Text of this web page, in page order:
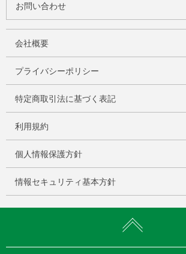
お問い合わせ
会社概要
プライバシーポリシー
特定商取引法に基づく表記
利用規約
個人情報保護方針
情報セキュリティ基本方針